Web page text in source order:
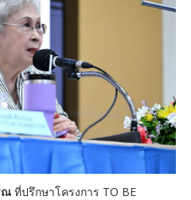
ณที่ปรึกษาโครงการ TO BE